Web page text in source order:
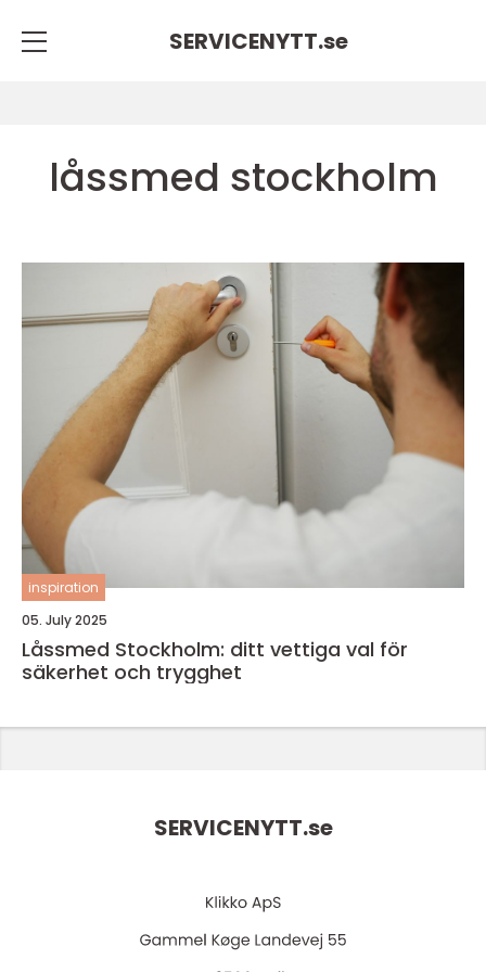
SERVICENYTT.se
låssmed stockholm
inspiration
05. July 2025
Låssmed Stockholm: ditt vettiga val för
säkerhet och trygghet
SERVICENYTT.se